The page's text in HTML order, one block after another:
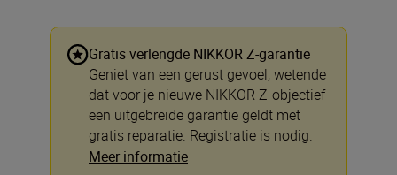
Gratis verlengde NIKKOR Z-garantie
Geniet van een gerust gevoel, wetende
dat voor je nieuwe NIKKOR Z-objectief
een uitgebreide garantie geldt met
gratis reparatie. Registratie is nodig.
Meer informatie